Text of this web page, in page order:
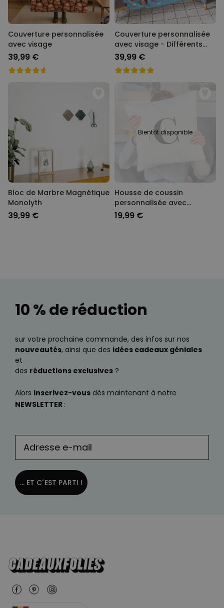
Couverture personnalisée
avec visage
39,99 €
Couverture personnalisée
avec visage - Différents
motifs
39,99 €
Bloc de Marbre Magnétique
Monolyth
39,99 €
Bientôt disponible
Housse de coussin
personnalisée avec
monogramme
19,99 €
10 % de réduction
sur votre prochaine commande, des infos sur nos
nouveautés, ainsi que des idées cadeaux géniales
et
des réductions exclusives ?
Alors inscrivez-vous dès maintenant à notre
NEWSLETTER :
... ET C´EST PARTI !